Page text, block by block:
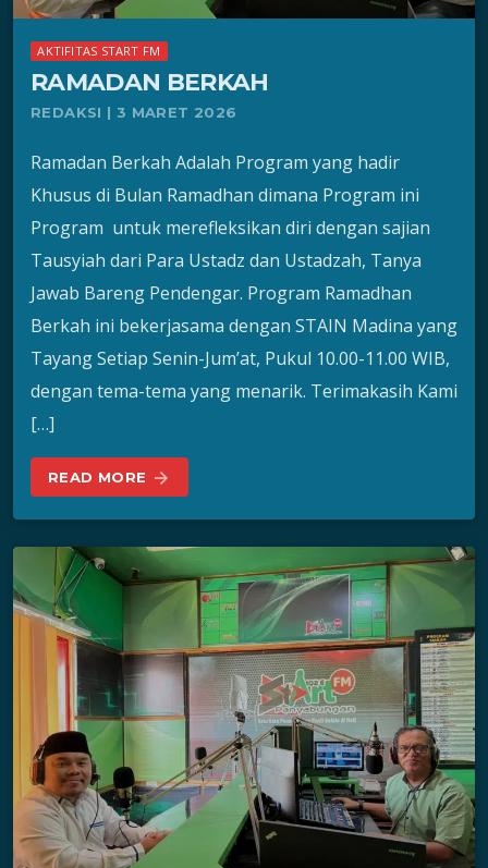
AKTIFITAS START FM
RAMADAN BERKAH
REDAKSI | 3 MARET 2026
Ramadan Berkah Adalah Program yang hadir
Khusus di Bulan Ramadhan dimana Program ini
Program untuk merefleksikan diri dengan sajian
Tausyiah dari Para Ustadz dan Ustadzah, Tanya
Jawab Bareng Pendengar. Program Ramadhan
Berkah ini bekerjasama dengan STAIN Madina yang
Tayang Setiap Senin-Jum’at, Pukul 10.00-11.00 WIB,
dengan tema-tema yang menarik. Terimakasih Kami
[…]
READ MORE arrow_forward